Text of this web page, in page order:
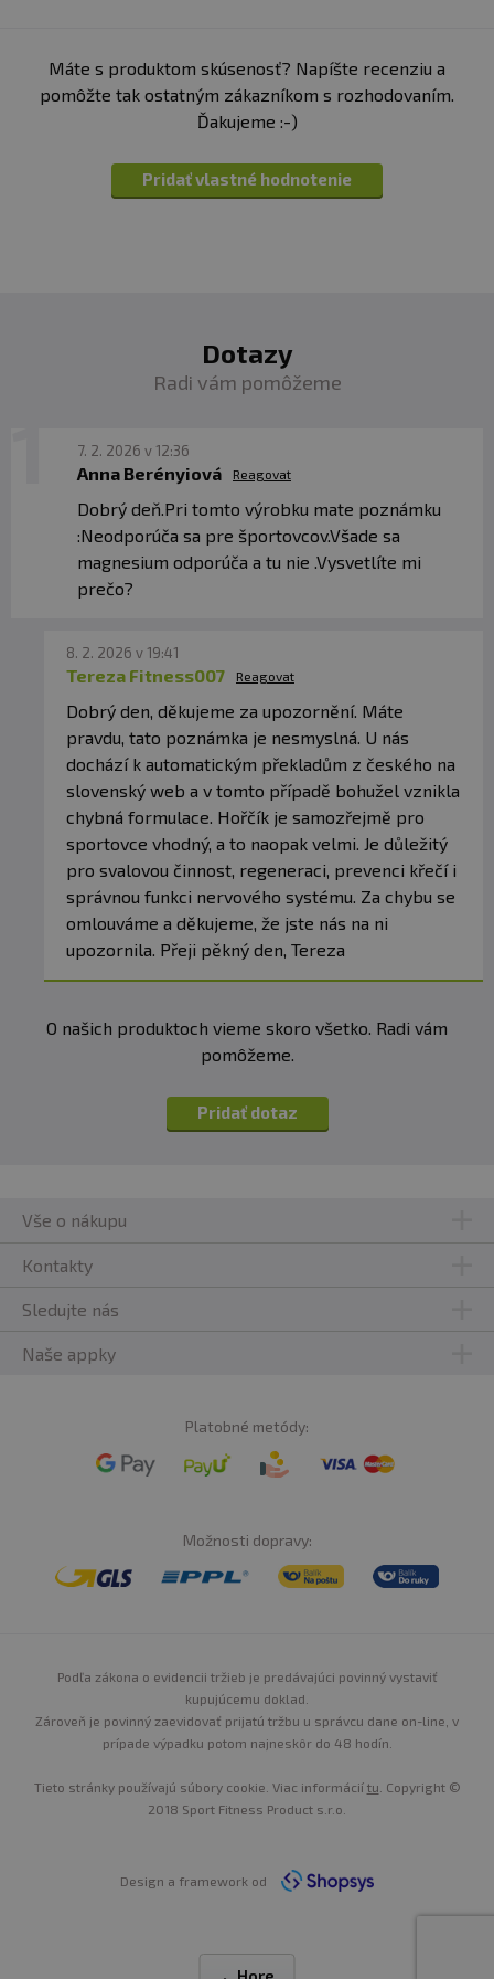
Uchovávajte mimo dosahu detí! Nevhodné pre deti,
tehotné a dojčiace ženy. Skladujte na suchom mieste a
pri teplote do 25 °C. Nevystavujte priamemu slnečnému
za vady spôsobené nesprávnym skladovaním a
používaním.
Máte s produktom skúsenosť? Napíšte recenziu a
pomôžte tak ostatným zákazníkom s rozhodovaním.
Ďakujeme :-)
Pridať vlastné hodnotenie
Dotazy
Radi vám pomôžeme
7. 2. 2026 v 12:36
Anna Berényiová Reagovat
Dobrý deň.Pri tomto výrobku mate poznámku
:Neodporúča sa pre športovcov.Všade sa
magnesium odporúča a tu nie .Vysvetlíte mi
prečo?
8. 2. 2026 v 19:41
Tereza Fitness007 Reagovat
Dobrý den, děkujeme za upozornění. Máte
pravdu, tato poznámka je nesmyslná. U nás
dochází k automatickým překladům z českého na
slovenský web a v tomto případě bohužel vznikla
chybná formulace. Hořčík je samozřejmě pro
sportovce vhodný, a to naopak velmi. Je důležitý
pro svalovou činnost, regeneraci, prevenci křečí i
správnou funkci nervového systému. Za chybu se
omlouváme a děkujeme, že jste nás na ni
upozornila. Přeji pěkný den, Tereza
O našich produktoch vieme skoro všetko. Radi vám
pomôžeme.
Pridať dotaz
Vše o nákupu
Kontakty
Sledujte nás
Naše appky
Platobné metódy:
Možnosti dopravy:
Podľa zákona o evidencii tržieb je predávajúci povinný vystaviť
kupujúcemu doklad.
Zároveň je povinný zaevidovať prijatú tržbu u správcu dane on-line, v
prípade výpadku potom najneskôr do 48 hodín.
Tieto stránky používajú súbory cookie. Viac informácií tu . Copyright ©
2018 Sport Fitness Product s.r.o.
Design a framework od